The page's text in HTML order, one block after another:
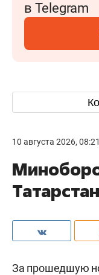
в Telegram
10 августа 2026, 08:21
За прошедшую